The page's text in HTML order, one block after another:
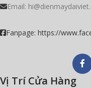
Email:
Fanpage: https://
Vị Trí Cửa Hàng